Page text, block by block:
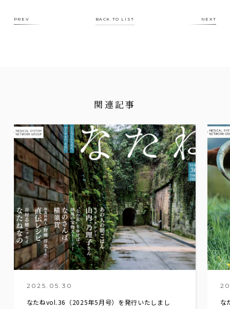
PREV BACK TO LIST NEXT
関連記事
2025.05.30
なたねvol.36（2025年5月号）を発行いたしまし
な